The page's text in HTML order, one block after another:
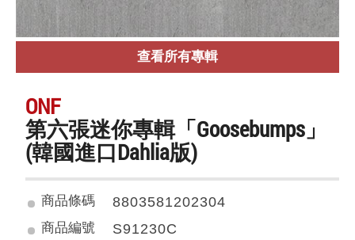
查看所有專輯
ONF
第六張迷你專輯「Goosebumps」
(韓國進口Dahlia版)
商品條碼 8803581202304
商品編號 S91230C